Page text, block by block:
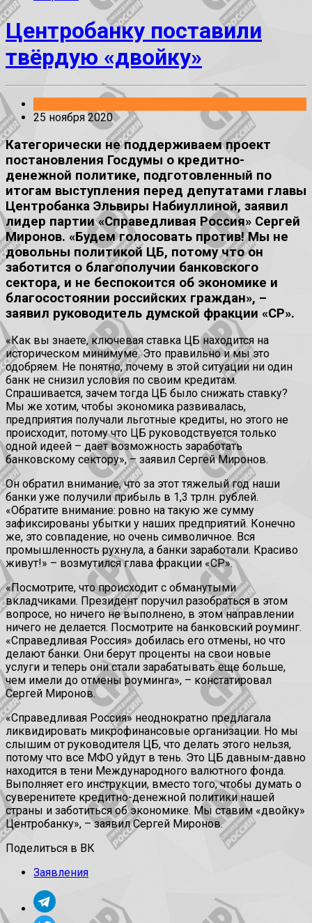
Центробанку поставили
твёрдую «двойку»
25 ноября 2020
Категорически не поддерживаем проект
постановления Госдумы о кредитно-
денежной политике, подготовленный по
итогам выступления перед депутатами главы
Центробанка Эльвиры Набиуллиной, заявил
лидер партии «Справедливая Россия» Сергей
Миронов. «Будем голосовать против! Мы не
довольны политикой ЦБ, потому что он
заботится о благополучии банковского
сектора, и не беспокоится об экономике и
благосостоянии российских граждан», –
заявил руководитель думской фракции «СР».
«Как вы знаете, ключевая ставка ЦБ находится на
историческом минимуме. Это правильно и мы это
одобряем. Не понятно, почему в этой ситуации ни один
банк не снизил условия по своим кредитам.
Спрашивается, зачем тогда ЦБ было снижать ставку?
Мы же хотим, чтобы экономика развивалась,
предприятия получали льготные кредиты, но этого не
происходит, потому что ЦБ руководствуется только
одной идеей – даёт возможность заработать
банковскому сектору», – заявил Сергей Миронов.
Он обратил внимание, что за этот тяжелый год наши
банки уже получили прибыль в 1,3 трлн. рублей.
«Обратите внимание: ровно на такую же сумму
зафиксированы убытки у наших предприятий. Конечно
же, это совпадение, но очень символичное. Вся
промышленность рухнула, а банки заработали. Красиво
живут!» – возмутился глава фракции «СР».
«Посмотрите, что происходит с обманутыми
вкладчиками. Президент поручил разобраться в этом
вопросе, но ничего не выполнено, в этом направлении
ничего не делается. Посмотрите на банковский роуминг.
«Справедливая Россия» добилась его отмены, но что
делают банки. Они берут проценты на свои новые
услуги и теперь они стали зарабатывать еще больше,
чем имели до отмены роуминга», – констатировал
Сергей Миронов.
«Справедливая Россия» неоднократно предлагала
ликвидировать микрофинансовые организации. Но мы
слышим от руководителя ЦБ, что делать этого нельзя,
потому что все МФО уйдут в тень. Это ЦБ давным-давно
находится в тени Международного валютного фонда.
Выполняет его инструкции, вместо того, чтобы думать о
суверенитете кредитно-денежной политики нашей
страны и заботиться об экономике. Мы ставим «двойку»
Центробанку», – заявил Сергей Миронов.
Поделиться в ВК
Заявления